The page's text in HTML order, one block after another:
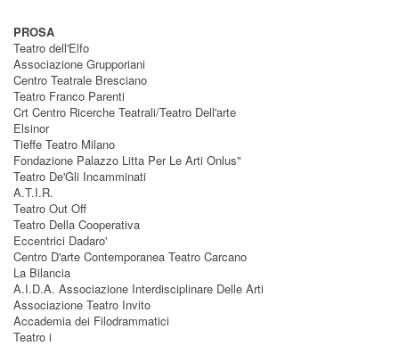
PROSA
Teatro dell'Elfo
Associazione Grupporiani
Centro Teatrale Bresciano
Teatro Franco Parenti
Crt Centro Ricerche Teatrali/Teatro Dell'arte
Elsinor
Tieffe Teatro Milano
Fondazione Palazzo Litta Per Le Arti Onlus"
Teatro De'Gli Incamminati
A.T.I.R.
Teatro Out Off
Teatro Della Cooperativa
Eccentrici Dadaro'
Centro D'arte Contemporanea Teatro Carcano
La Bilancia
A.I.D.A. Associazione Interdisciplinare Delle Arti
Associazione Teatro Invito
Accademia dei Filodrammatici
Teatro i